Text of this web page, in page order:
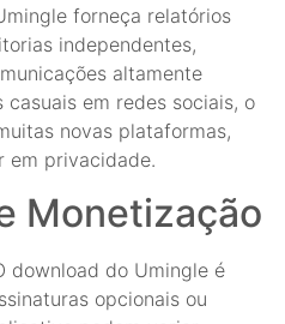
forneça relatórios
independentes,
altamente
em redes sociais, o
novas plataformas,
em privacidade.
Monetização
download do Umingle é
opcionais ou